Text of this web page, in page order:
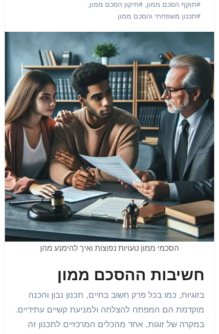
#תוקף הסכם ממון, #תיקון הסכם ממון,
#תכנון משפחתי והסכם ממון
הסכמי ממון טעויות נפוצות ואיך להימנע מהן
חשיבות ההסכם ממון
בזוגיות, כמו בכל פרק חשוב בחיים, תכנון נבון והכנה
מוקדמת הם המפתח להצלחה ולמניעת קשיים עתידיים.
במקרה של זוגות, אחד מהכלים המרכזיים לתכנון זה